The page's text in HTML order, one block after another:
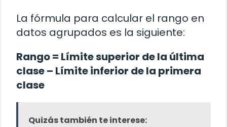
La fórmula para calcular el rango en
datos agrupados es la siguiente:
Rango = Límite superior de la última
clase – Límite inferior de la primera
clase
Quizás también te interese: